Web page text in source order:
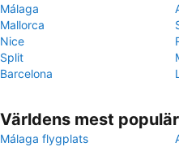
Málaga
Mallorca
Nice
Split
Barcelona
Världens mest
Málaga flygplats